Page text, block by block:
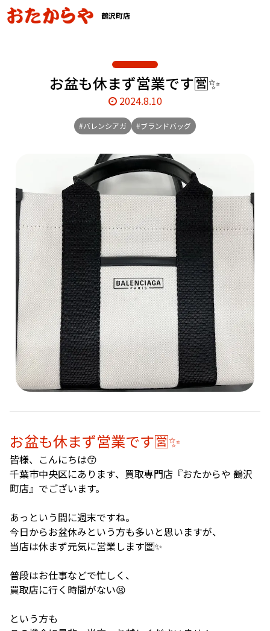
鶴沢町店
お盆も休まず営業です🈺✨
2024.8.10
#バレンシアガ #ブランドバッグ
お盆も休まず営業です🈺✨
皆様、こんにちは😙
千葉市中央区にあります、買取専門店『おたからや 鶴沢
町店』でございます。
あっという間に週末ですね。
今日からお盆休みという方も多いと思いますが、
当店は休まず元気に営業します🈺✨
普段はお仕事などで忙しく、
買取店に行く時間がない😫
という方も